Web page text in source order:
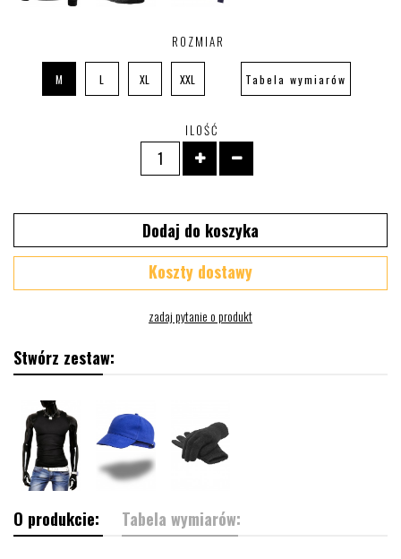
ROZMIAR
M L XL XXL Tabela wymiarów
ILOŚĆ
Dodaj do koszyka
Koszty dostawy
Stwórz zestaw:
O produkcie: Tabela wymiarów: